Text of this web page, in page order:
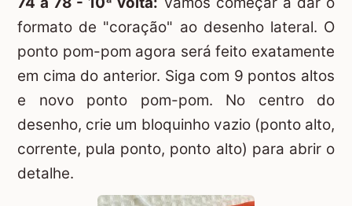
formato de "coração" ao desenho lateral. O
ponto pom-pom agora será feito exatamente
em cima do anterior. Siga com 9 pontos altos
e novo ponto pom-pom. No centro do
desenho, crie um bloquinho vazio (ponto alto,
corrente, pula ponto, ponto alto) para abrir o
detalhe.